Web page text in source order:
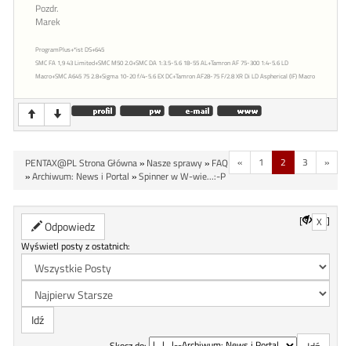
Pozdr.
Marek
ProgramPlus+*ist DS+645
SMC FA 1,9 43 Limited+SMC M50 2.0+SMC DA 1:3.5-5.6 18-55 AL+Tamron AF 75-300 1:4-5.6 LD
Macro+SMC A645 75 2.8+Sigma 10-20 f/4-5.6 EX DC+Tamron AF28-75 F/2.8 XR Di LD Aspherical (IF) Macro
« 1 2 3 »
PENTAX@PL Strona Główna» Nasze sprawy» FAQ
»Archiwum: News i Portal »Spinner w W-wie...:-P
Odpowiedz [ X ]
Wyświetl posty z ostatnich: